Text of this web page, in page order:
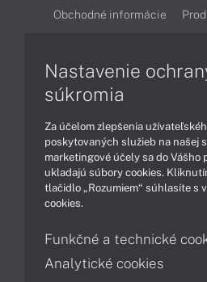
Obchodné informácie
Ako nakupovať
Možnosti
Podpora a servis
Servisné
Diagnostiky online
Nastavenie
súkromia
Za účelom zlepšenia
poskytovaných služieb na našej
marketingové účely sa do Vášho
ukladajú súbory cookies.
tlačidlo „Rozumiem“ súhlasíte s
cookies.
Funkčné a technické
Analytické cookies